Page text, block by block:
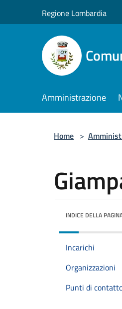
Regione Lombardia
Amministrazione
Home >
INDICE DELLA
Incarichi
Organizzazioni
Punti di